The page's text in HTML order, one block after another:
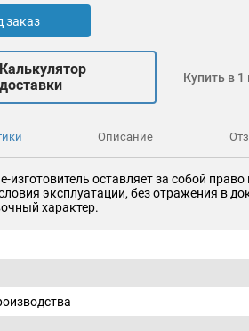
заказ
Калькулятор
доставки
Купить в 1
Описание
изготовитель оставляет за собой
эксплуатации, без отражения в
характер.